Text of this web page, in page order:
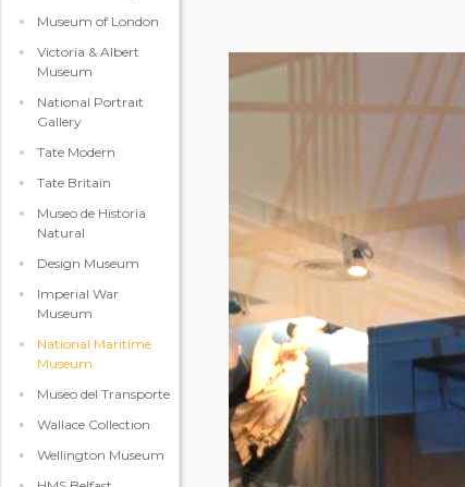
Museum of London
Victoria & Albert
Museum
National Portrait
Gallery
Tate Modern
Tate Britain
Museo de Historia
Natural
Design Museum
Imperial War
Museum
National Maritime
Museum
Museo del Transporte
Wallace Collection
Wellington Museum